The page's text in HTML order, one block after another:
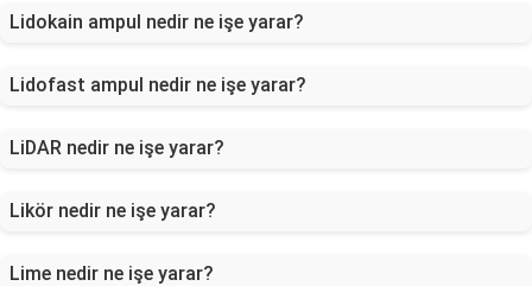
Lidokain ampul nedir ne işe yarar?
Lidofast ampul nedir ne işe yarar?
LiDAR nedir ne işe yarar?
Likör nedir ne işe yarar?
Lime nedir ne işe yarar?